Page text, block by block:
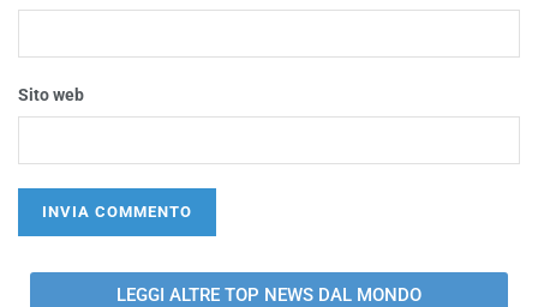
Sito web
LEGGI ALTRE TOP NEWS DAL MONDO